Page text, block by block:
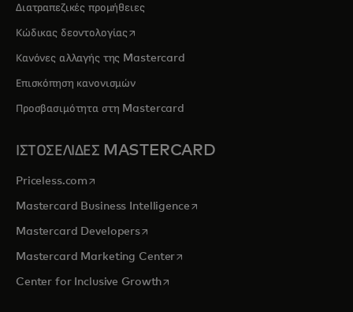
Διατραπεζικές προμήθειες
Κώδικας δεοντολογίαςopens in a new tab
Κανόνες αλλαγής της Mastercard
Επισκόπηση κανονισμών
Προσβασιμότητα στη Mastercard
ΙΣΤΟΣΕΛΙΔΕΣ MASTERCARD
Priceless.com opens in a new tab
Mastercard Business Intelligenceopens in a new tab
Mastercard Developersopens in a new tab
Mastercard Marketing Centeropens in a new tab
Center for Inclusive Growthopens in a new tab